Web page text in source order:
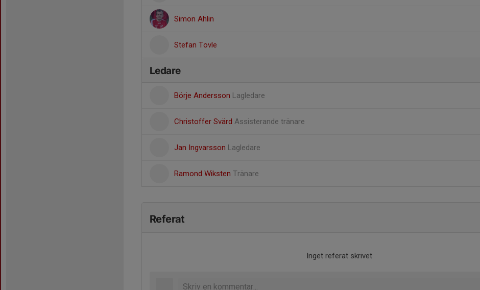
Simon Ahlin
Stefan Tovle
Ledare
Börje Andersson Lagledare
Christoffer Svärd Assisterande tränare
Jan Ingvarsson Lagledare
Ramond Wiksten Tränare
Referat
Inget referat skrivet